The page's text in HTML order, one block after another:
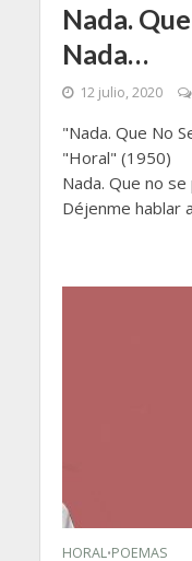
Nada.
Nada…
12 julio, 2020
"Nada. Que No
"Horal" (1950)
Nada. Que no
Déjenme hablar
HORAL•POEMAS